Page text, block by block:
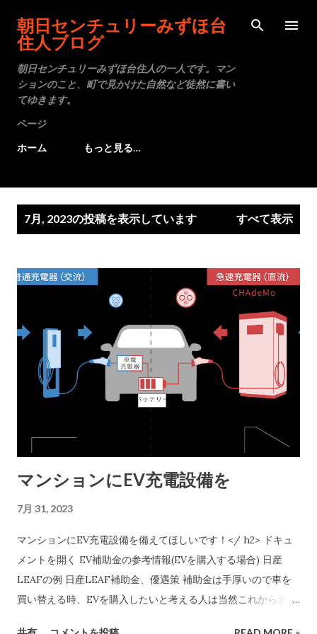
スキップしてメイン コンテンツに移動
朝日センチュリーみずほ台
住人ブログ
朝日センチュリーみずほ台住人の一人です。マン
ションのこと、町で見かけた自然など徒然に書い
てゆきます。
ページ
ホーム
もっと見る…
7月, 2023の投稿を表示しています すべて表示
マンションにEV充電設備を
7月 31, 2023
マンションにEV充電設備を備えてほしいです！</ h2> ドキュ
メントを開く EV補助金の参考情報(EVを購入する場合) 日産
LEAFの例 日産LEAF補助金、優遇策 補助金は手厚いので車を
買い替える時、EVを購入したいと考える人は当然これから激増